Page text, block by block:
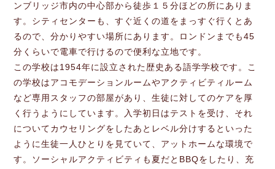
ンブリッジ市内の中心部から徒歩１５分ほどの所にありま
す。シティセンターも、すぐ近くの道をまっすぐ行くとあ
るので、分かりやすい場所にあります。ロンドンまでも45
分くらいで電車で行けるので便利な立地です。
この学校は1954年に設立された歴史ある語学学校です。こ
の学校はアコモデーションルームやアクティビティルーム
など専用スタッフの部屋があり、生徒に対してのケアを厚
く行うようにしています。入学初日はテストを受け、それ
についてカウセリングをしたあとレベル分けするといった
ように生徒一人ひとりを見ていて、アットホームな環境で
す。ソーシャルアクティビティも夏だとBBQをしたり、充